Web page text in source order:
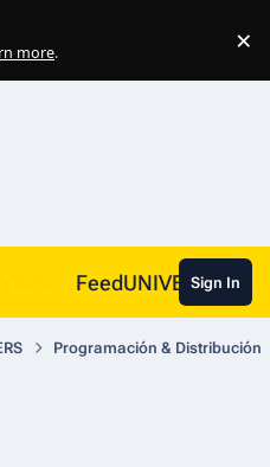
more. ×
FeedUNIVERSSign In
Programación & Distribución